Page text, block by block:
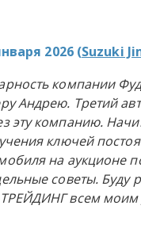
2026 (Suzuki
компании
Андрею. Третий
эту компанию.
ключей
на аукционе
советы. Буду
всем моим